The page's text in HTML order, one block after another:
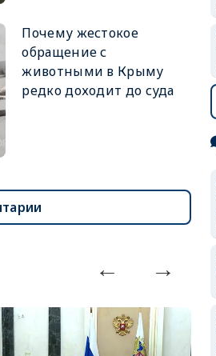
Почему жестокое
обращение с
животными в Крыму
редко доходит до суда